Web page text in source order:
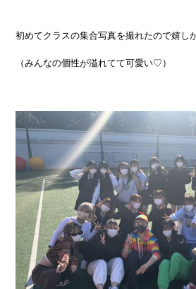
初めてクラスの集合写真を撮れたので嬉し
（みんなの個性が溢れてて可愛い♡）